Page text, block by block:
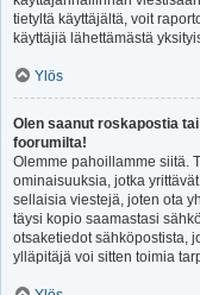
tietyltä käyttäjältä, voit
käyttäjiä lähettämästä
Ylös
Olen saanut roskapostia
foorumilta!
Olemme pahoillamme siitä.
ominaisuuksia, jotka
sellaisia viestejä, joten ota
täysi kopio saamastasi
otsaketiedot sähköpostista,
ylläpitäjä voi sitten toimia